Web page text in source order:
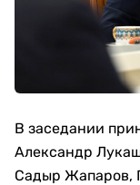
В заседании
Александр
Садыр Жапаров,